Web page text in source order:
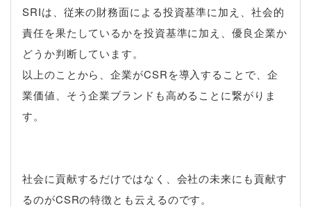
SRIは、従来の財務面による投資基準に加え、社会的
責任を果たしているかを投資基準に加え、優良企業か
どうか判断しています。
以上のことから、企業がCSRを導入することで、企
業価値、そう企業ブランドも高めることに繋がりま
す。
社会に貢献するだけではなく、会社の未来にも貢献す
るのがCSRの特徴とも云えるのです。